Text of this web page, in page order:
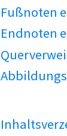
Fußnoten
Endnoten